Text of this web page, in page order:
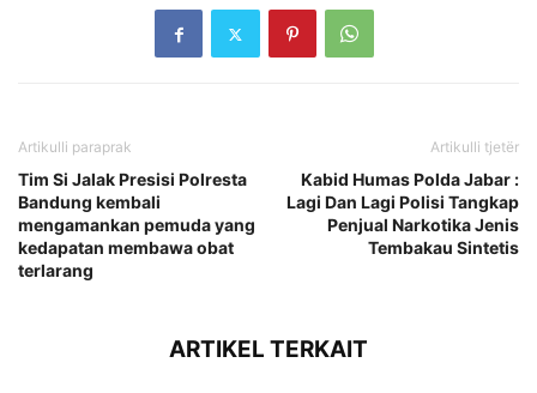
Artikulli paraprak
Tim Si Jalak Presisi Polresta
Bandung kembali
mengamankan pemuda yang
kedapatan membawa obat
terlarang
Artikulli tjetër
Kabid Humas Polda Jabar :
Lagi Dan Lagi Polisi Tangkap
Penjual Narkotika Jenis
Tembakau Sintetis
ARTIKEL TERKAIT